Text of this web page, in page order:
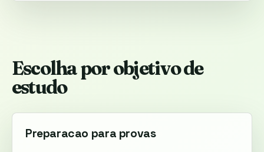
Escolha por objetivo de
estudo
Preparacao para provas